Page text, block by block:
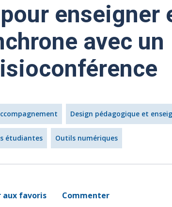
enseigner
avec un
Design pédagogique et
étudiantes Outils numériques
favoris Commenter